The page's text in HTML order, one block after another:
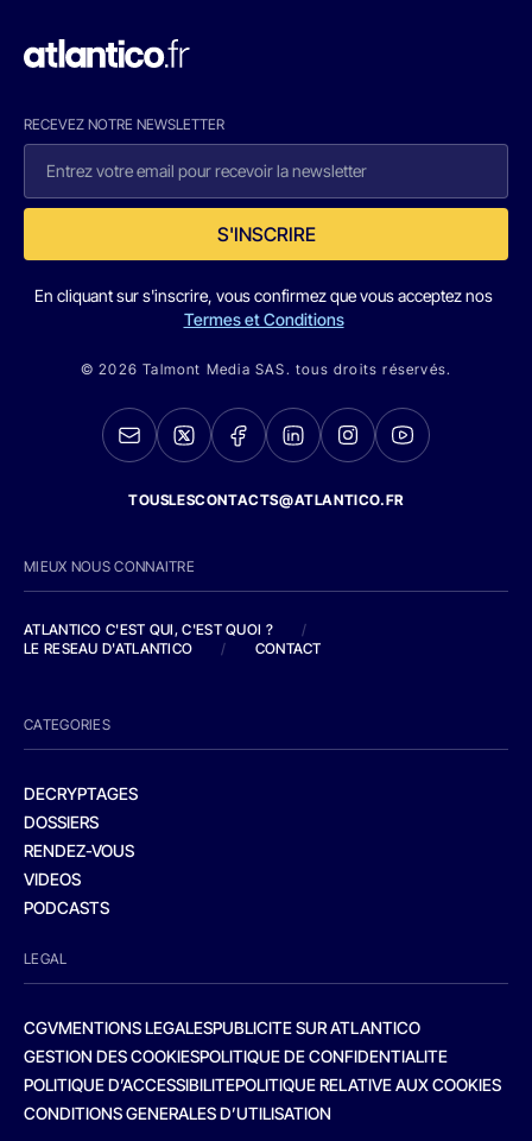
RECEVEZ NOTRE NEWSLETTER
S'INSCRIRE
En cliquant sur s'inscrire, vous confirmez que vous acceptez nos
Termes et Conditions
© 2026 Talmont Media SAS. tous droits réservés.
TOUSLESCONTACTS@ATLANTICO.FR
MIEUX NOUS CONNAITRE
ATLANTICO C'EST QUI, C'EST QUOI ?
/
LE RESEAU D'ATLANTICO
/ CONTACT
CATEGORIES
DECRYPTAGES
DOSSIERS
RENDEZ-VOUS
VIDEOS
PODCASTS
LEGAL
CGVMENTIONS LEGALESPUBLICITE SUR ATLANTICO
GESTION DES COOKIESPOLITIQUE DE CONFIDENTIALITE
POLITIQUE D’ACCESSIBILITEPOLITIQUE RELATIVE AUX COOKIES
CONDITIONS GENERALES D’UTILISATION